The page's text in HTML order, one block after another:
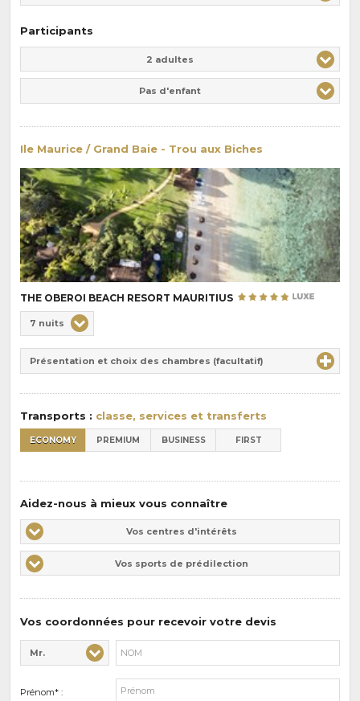
Participants
2 adultes
Pas d'enfant
Ile Maurice / Grand Baie - Trou aux Biches
THE OBEROI BEACH RESORT MAURITIUS
de
pension
:
Durée
7 nuits
Présentation et choix des chambres (facultatif)
Transports : classe, services et transferts
ECONOMY PREMIUM BUSINESS FIRST
Aidez-nous à mieux vous connaître
Vos
centres
d'intérêts
Vos centres d'intérêts
Vos
sports
de
Vos sports de prédilection
Vos coordonnées pour recevoir votre devis
Civilité* :
Mr.
Nom* :
Prénom* :